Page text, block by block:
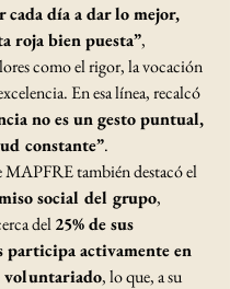
cada día a dar lo mejor,
roja bien puesta”,
como el rigor, la vocación
En esa línea, recalcó
no es un gesto puntual,
constante”.
MAPFRE también destacó el
social del grupo,
del 25% de sus
participa activamente en
voluntariado, lo que, a su